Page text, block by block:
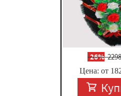
-26%
Цена: от